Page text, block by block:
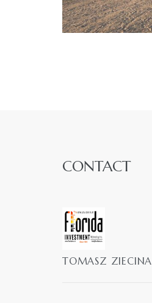
CONTACT
TOMASZ ZIECINA